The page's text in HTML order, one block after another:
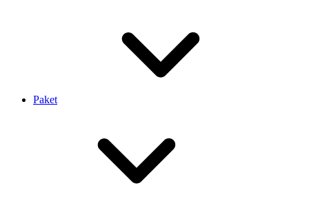
Paket